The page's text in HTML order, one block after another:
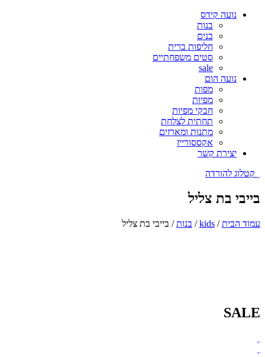
נועה קידס
בנות
בנים
חליפות ברית
סטים משפחתיים
sale
נועה הום
מפות
מפיות
חבקי מפיות
תחתית לצלחת
מתנות ומארזים
אקססורייז
יצירת קשר
קטלוג להורדה
בייבי בת צליל
עמוד הבית/
kids
/ בנות/ בייבי בת צליל
SALE